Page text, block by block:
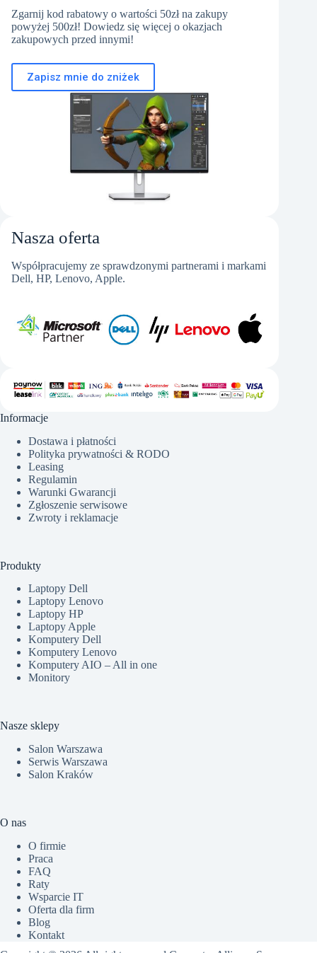
Zgarnij kod rabatowy o wartości 50zł na zakupy
powyżej 500zł! Dowiedz się więcej o okazjach
zakupowych przed innymi!
Zapisz mnie do zniżek
Nasza oferta
Współpracujemy ze sprawdzonymi partnerami i markami
Dell, HP, Lenovo, Apple.
Informacje
Dostawa i płatności
Polityka prywatności & RODO
Leasing
Regulamin
Warunki Gwarancji
Zgłoszenie serwisowe
Zwroty i reklamacje
Produkty
Laptopy Dell
Laptopy Lenovo
Laptopy HP
Laptopy Apple
Komputery Dell
Komputery Lenovo
Komputery AIO – All in one
Monitory
Nasze sklepy
Salon Warszawa
Serwis Warszawa
Salon Kraków
O nas
O firmie
Praca
FAQ
Raty
Wsparcie IT
Oferta dla firm
Blog
Kontakt